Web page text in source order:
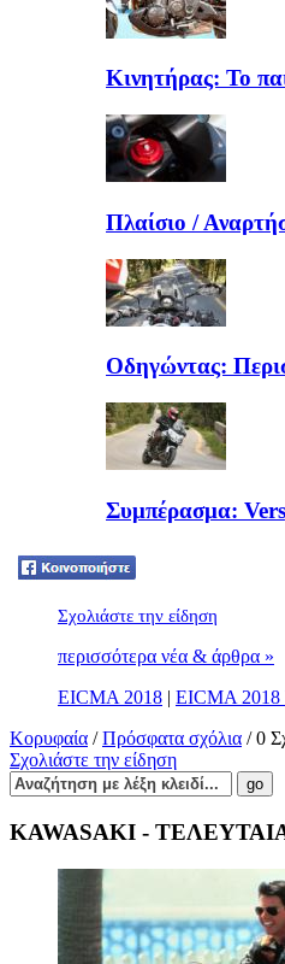
Κινητήρας: Το
Πλαίσιο /
Οδηγώντας:
Συμπέρασμα:
Tweet
Σχολιάστε την είδηση
περισσότερα νέα & άρθρα »
EICMA 2018 | EICMA 2018
Κορυφαία /Πρόσφατα σχόλια / 0
Σχολιάστε την είδηση
KAWASAKI -